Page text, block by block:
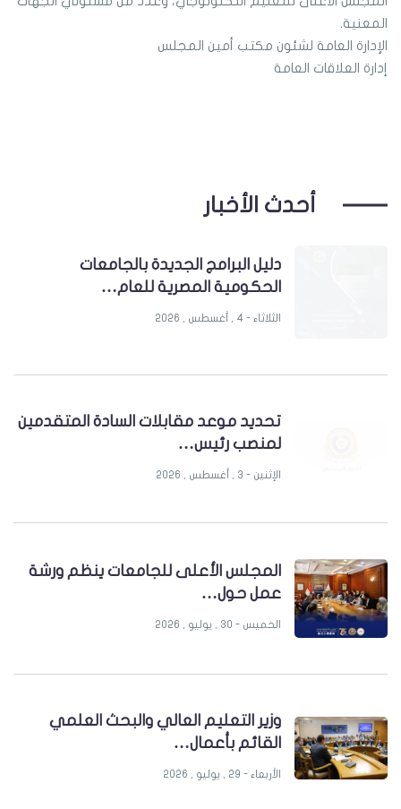
المعنية.
الإدارة العامة لشئون مكتب أمين المجلس
إدارة العلاقات العامة
أحدث الأخبار
دليل البرامج الجديدة بالجامعات
الحكومية المصرية للعام…
الثلاثاء - 4 , أغسطس , 2026
تحديد موعد مقابلات السادة المتقدمين
لمنصب رئيس…
الإثنين - 3 , أغسطس , 2026
المجلس الأعلى للجامعات ينظم ورشة
عمل حول…
الخميس - 30 , يوليو , 2026
وزير التعليم العالي والبحث العلمي
القائم بأعمال…
الأربعاء - 29 , يوليو , 2026